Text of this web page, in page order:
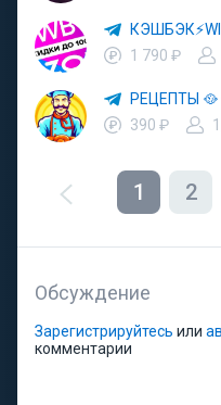
1 790 ₽
390 ₽
1 2
Обсуждение
Зарегистрируйтесь или
комментарии